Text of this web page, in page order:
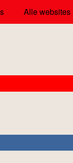
Alle websites